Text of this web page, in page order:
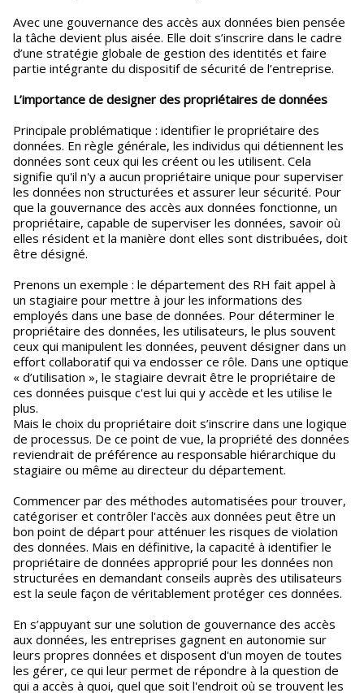
Avec une gouvernance des accès aux données bien pensée
la tâche devient plus aisée. Elle doit s’inscrire dans le cadre
d’une stratégie globale de gestion des identités et faire
partie intégrante du dispositif de sécurité de l’entreprise.
L’importance de designer des propriétaires de données
Principale problématique : identifier le propriétaire des
données. En règle générale, les individus qui détiennent les
données sont ceux qui les créent ou les utilisent. Cela
signifie qu'il n'y a aucun propriétaire unique pour superviser
les données non structurées et assurer leur sécurité. Pour
que la gouvernance des accès aux données fonctionne, un
propriétaire, capable de superviser les données, savoir où
elles résident et la manière dont elles sont distribuées, doit
être désigné.
Prenons un exemple : le département des RH fait appel à
un stagiaire pour mettre à jour les informations des
employés dans une base de données. Pour déterminer le
propriétaire des données, les utilisateurs, le plus souvent
ceux qui manipulent les données, peuvent désigner dans un
effort collaboratif qui va endosser ce rôle. Dans une optique
« d’utilisation », le stagiaire devrait être le propriétaire de
ces données puisque c'est lui qui y accède et les utilise le
plus.
Mais le choix du propriétaire doit s’inscrire dans une logique
de processus. De ce point de vue, la propriété des données
reviendrait de préférence au responsable hiérarchique du
stagiaire ou même au directeur du département.
Commencer par des méthodes automatisées pour trouver,
catégoriser et contrôler l'accès aux données peut être un
bon point de départ pour atténuer les risques de violation
des données. Mais en définitive, la capacité à identifier le
propriétaire de données approprié pour les données non
structurées en demandant conseils auprès des utilisateurs
est la seule façon de véritablement protéger ces données.
En s’appuyant sur une solution de gouvernance des accès
aux données, les entreprises gagnent en autonomie sur
leurs propres données et disposent d'un moyen de toutes
les gérer, ce qui leur permet de répondre à la question de
qui a accès à quoi, quel que soit l'endroit où se trouvent les